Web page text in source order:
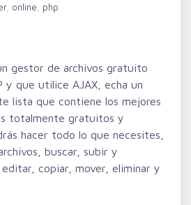
, online
php
gestor de archivos gratuito
y que utilice AJAX, echa un
lista que contiene los mejores
totalmente gratuitos y
hacer todo lo que necesites,
buscar, subir y
copiar, mover, eliminar y